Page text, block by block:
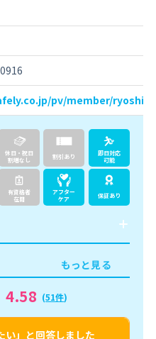
pv/member/
休日・祝日
割増なし
割引あり
即日対応
可能
有資格者
在籍
アフター
ケア
保証あり
もっと見る
4.58 (51件)
い」と回答しました